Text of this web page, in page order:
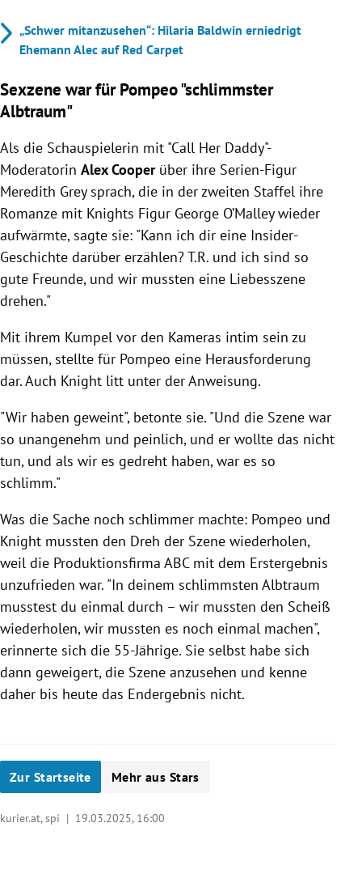
„Schwer mitanzusehen“: Hilaria Baldwin erniedrigt
Ehemann Alec auf Red Carpet
Sexzene war für Pompeo "schlimmster
Albtraum"
Als die Schauspielerin mit "Call Her Daddy"-
Moderatorin Alex Cooper über ihre Serien-Figur
Meredith Grey sprach, die in der zweiten Staffel ihre
Romanze mit Knights Figur George O’Malley wieder
aufwärmte, sagte sie: "Kann ich dir eine Insider-
Geschichte darüber erzählen? T.R. und ich sind so
gute Freunde, und wir mussten eine Liebesszene
drehen."
Mit ihrem Kumpel vor den Kameras intim sein zu
müssen, stellte für Pompeo eine Herausforderung
dar. Auch Knight litt unter der Anweisung.
"Wir haben geweint", betonte sie. "Und die Szene war
so unangenehm und peinlich, und er wollte das nicht
tun, und als wir es gedreht haben, war es so
schlimm."
Was die Sache noch schlimmer machte: Pompeo und
Knight mussten den Dreh der Szene wiederholen,
weil die Produktionsfirma ABC mit dem Erstergebnis
unzufrieden war. "In deinem schlimmsten Albtraum
musstest du einmal durch – wir mussten den Scheiß
wiederholen, wir mussten es noch einmal machen",
erinnerte sich die 55-Jährige. Sie selbst habe sich
dann geweigert, die Szene anzusehen und kenne
daher bis heute das Endergebnis nicht.
Zur Startseite Mehr aus Stars
kurier.at, spi | 19.03.2025, 16:00